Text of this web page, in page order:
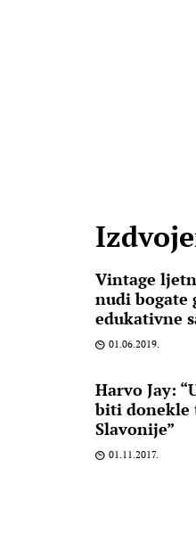
Vintage
nudi bogate
edukativne
01.06.2019.
Harvo Jay:
biti donekle
Slavonije”
01.11.2017.